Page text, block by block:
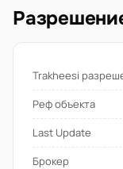
Trakheesi
Реф объекта
Last Update
Брокер